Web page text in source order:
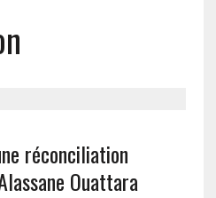
réconciliation
Ouattara